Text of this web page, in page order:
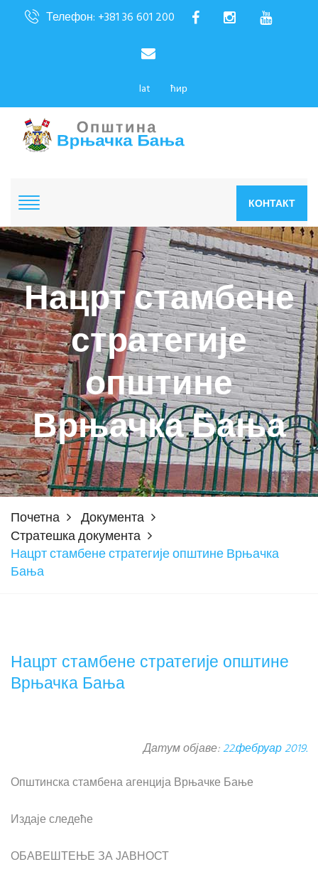
Телефон: +381 36 601 200
lat ћир
КОНТАКТ
Нацрт стамбене
стратегије
општине
Врњачка Бања
Почетна
Документа
Стратешка документа
Нацрт стамбене стратегије општине Врњачка
Бања
Нацрт стамбене стратегије општине
Врњачка Бања
Датум објаве:22.фебруар 2019.
Општинска стамбена агенција Врњачке Бање
Издаје следеће
ОБАВЕШТЕЊЕ ЗА ЈАВНОСТ